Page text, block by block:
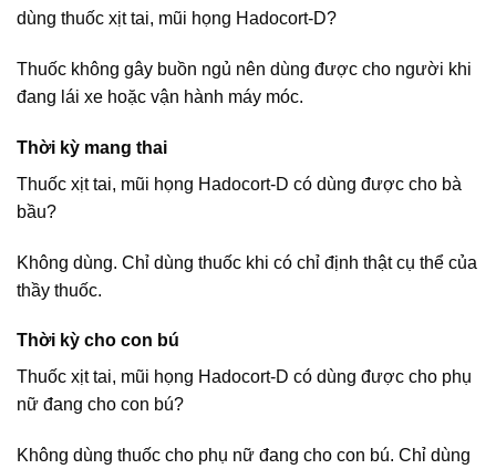
dùng thuốc xịt tai, mũi họng Hadocort-D?
Thuốc không gây buồn ngủ nên dùng được cho người khi
đang lái xe hoặc vận hành máy móc.
Thời kỳ mang thai
Thuốc xịt tai, mũi họng Hadocort-D có dùng được cho bà
bầu?
Không dùng. Chỉ dùng thuốc khi có chỉ định thật cụ thể của
thầy thuốc.
Thời kỳ cho con bú
Thuốc xịt tai, mũi họng Hadocort-D có dùng được cho phụ
nữ đang cho con bú?
Không dùng thuốc cho phụ nữ đang cho con bú. Chỉ dùng